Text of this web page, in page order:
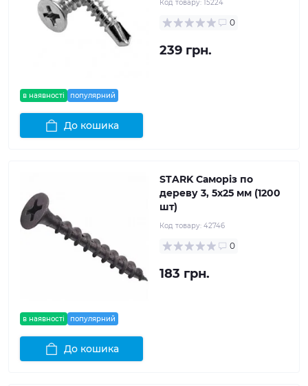
в наявності популярний
Код товару: 15224
0
239 грн.
До кошика
в наявності популярний
STARK Саморіз по
дереву 3, 5x25 мм (1200
шт)
Код товару: 42746
0
183 грн.
До кошика